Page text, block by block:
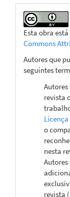
Esta obra
Commons
Autores que
seguintes
revista
o
nesta
revista